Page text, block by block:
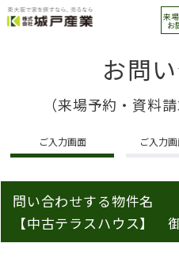
来
お
お問
（来場予約・資料
ご入力画面 ご入力
問い合わせする物件名
【中古テラスハウス】